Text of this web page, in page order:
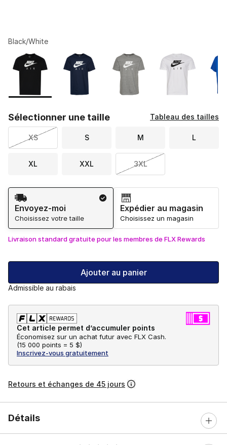
Black/White
Page 1 de 1 affichant 1 à 6 de 6 couleurs.
Veuillez sélectionner un modèle*
Sélectionner une taille Tableau des tailles
XS S M L
XL XXL 3XL
Méthode d’expédition
Envoyez-moi
Choisissez votre taille
Expédier au magasin
Choisissez un magasin
Livraison standard gratuite pour les membres de FLX Rewards
Ajouter au panier
Admissible au rabais
Cet article permet d’accumuler points
Économisez sur un achat futur avec FLX Cash.
(15 000 points = 5 $)
Inscrivez-vous gratuitement
Retours et échanges de 45 jours
Détails